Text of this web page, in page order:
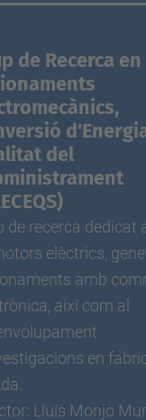
de Recerca en
del
de recerca dedicat
elèctrics,
amb
així com al
en
Lluís Monjo